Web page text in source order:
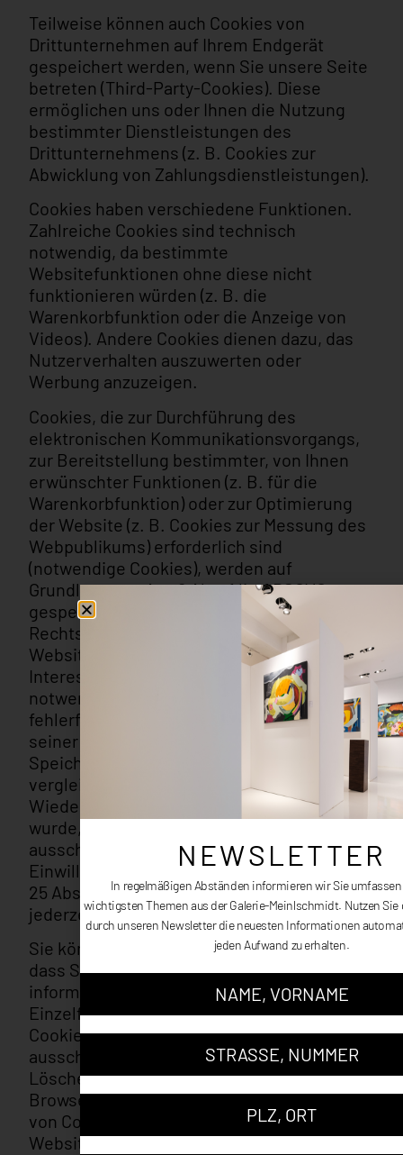
Teilweise können auch Cookies von
Drittunternehmen auf Ihrem Endgerät
gespeichert werden, wenn Sie unsere Seite
betreten (Third-Party-Cookies). Diese
ermöglichen uns oder Ihnen die Nutzung
bestimmter Dienstleistungen des
Drittunternehmens (z. B. Cookies zur
Abwicklung von Zahlungsdienstleistungen).
Cookies haben verschiedene Funktionen.
Zahlreiche Cookies sind technisch
notwendig, da bestimmte
Websitefunktionen ohne diese nicht
funktionieren würden (z. B. die
Warenkorbfunktion oder die Anzeige von
Videos). Andere Cookies dienen dazu, das
Nutzerverhalten auszuwerten oder
Werbung anzuzeigen.
Cookies, die zur Durchführung des
elektronischen Kommunikationsvorgangs,
zur Bereitstellung bestimmter, von Ihnen
erwünschter Funktionen (z. B. für die
Warenkorbfunktion) oder zur Optimierung
der Website (z. B. Cookies zur Messung des
Webpublikums) erforderlich sind
(notwendige Cookies), werden auf
Grundlage von Art. 6 Abs. 1 lit. f DSGVO
gespeichert, sofern keine andere
Rechtsgrundlage angegeben wird. Der
Websitebetreiber hat ein berechtigtes
Interesse an der Speicherung von
notwendigen Cookies zur technisch
fehlerfreien und optimierten Bereitstellung
seiner Dienste. Sofern eine Einwilligung zur
Speicherung von Cookies und
vergleichbaren
Wiedererkennungstechnologien abgefragt
wurde, erfolgt die Verarbeitung
ausschließlich auf Grundlage dieser
Einwilligung (Art. 6 Abs. 1 lit. a DSGVO und §
25 Abs. 1 TTDSG); die Einwilligung ist
jederzeit widerrufbar.
Sie können Ihren Browser so einstellen,
dass Sie über das Setzen von Cookies
informiert werden und Cookies nur im
Einzelfall erlauben, die Annahme von
Cookies für bestimmte Fälle oder generell
ausschließen sowie das automatische
Löschen der Cookies beim Schließen des
Browsers aktivieren. Bei der Deaktivierung
von Cookies kann die Funktionalität dieser
Website eingeschränkt sein.